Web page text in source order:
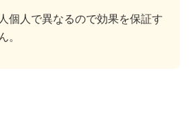
個人で異なるので効果を保証す
。